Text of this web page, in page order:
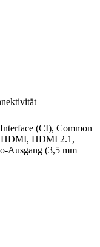
(CI), Common
HDMI, HDMI 2.1,
Ausgang (3,5 mm